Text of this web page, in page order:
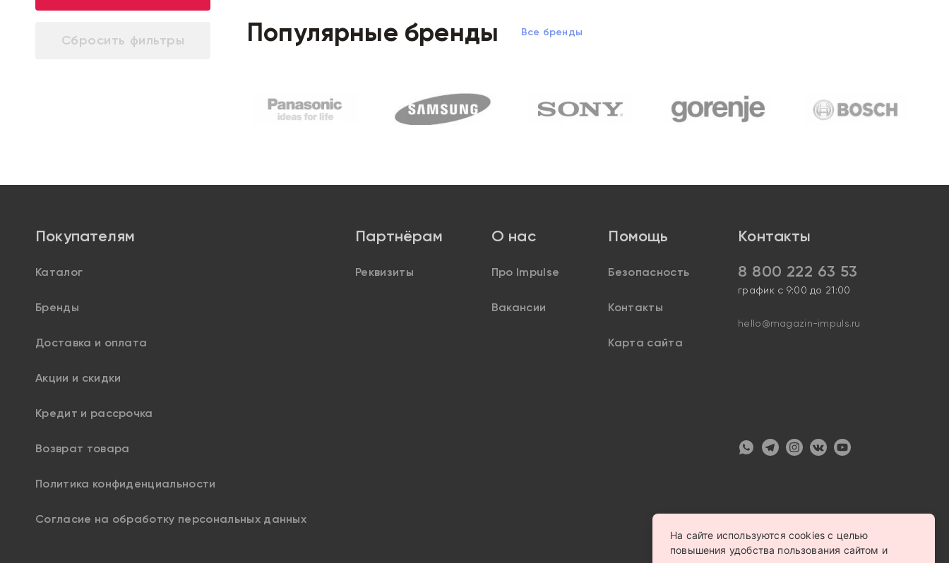
Популярные бренды Все бренды
Покупателям
Каталог
Бренды
Доставка и оплата
Акции и скидки
Кредит и рассрочка
Возврат товара
Политика конфиденциальности
Согласие на обработку персональных данных
Партнёрам
Реквизиты
О нас
Про Impulse
Вакансии
Помощь
Безопасность
Контакты
Карта сайта
Контакты
8 800 222 63 53
график с 9:00 до 21:00
hello@magazin-impuls.ru
На сайте используются cookies с целью
повышения удобства пользования сайтом и